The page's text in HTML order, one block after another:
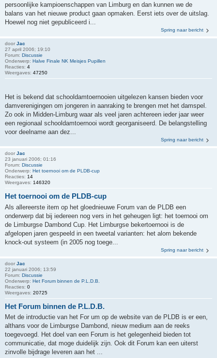
persoonlijke kampioenschappen van Limburg en dan kunnen we de
balans van het nieuwe product gaan opmaken. Eerst iets over de uitslag.
Hoewel nog niet gepubliceerd i...
Spring naar bericht
door Jac
27 april 2006; 19:10
Forum: Discussie
Onderwerp: Halve Finale NK Meisjes Pupillen
Reacties: 4
Weergaves: 47250
Het is bekend dat schooldamtoernooien uitgelezen kansen bieden voor
damverenigingen om jongeren in aanraking te brengen met het damspel.
Zo ook in Midden-Limburg waar als veel jaren achtereen ieder jaar weer
een regionaal schooldamtoernooi wordt georganiseerd. De belangstelling
voor deelname aan dez...
Spring naar bericht
door Jac
23 januari 2006; 01:16
Forum: Discussie
Onderwerp: Het toernooi om de PLDB-cup
Reacties: 14
Weergaves: 146320
Het toernooi om de PLDB-cup
Als allereerste item op het gloednieuwe Forum van de PLDB een
onderwerp dat bij iedereen nog vers in het geheugen ligt: het toernooi om
de Limburgse Dambond Cup. Het Limburgse bekertoernooi is de
afgelopen jaren gespeeld in een tweetal varianten: het alom bekende
knock-out systeem (in 2005 nog toege...
Spring naar bericht
door Jac
22 januari 2006; 13:59
Forum: Discussie
Onderwerp: Het Forum binnen de P.L.D.B.
Reacties: 0
Weergaves: 20725
Het Forum binnen de P.L.D.B.
Met de introductie van het For um op de website van de PLDB is er een,
althans voor de Limburgse Dambond, nieuw medium aan de reeks
toegevoegd. Het doel van een Forum is het gelegenheid bieden tot
communicatie, dat moge duidelijk zijn. Ook dit Forum kan een uiterst
zinvolle bijdrage leveren aan het ...